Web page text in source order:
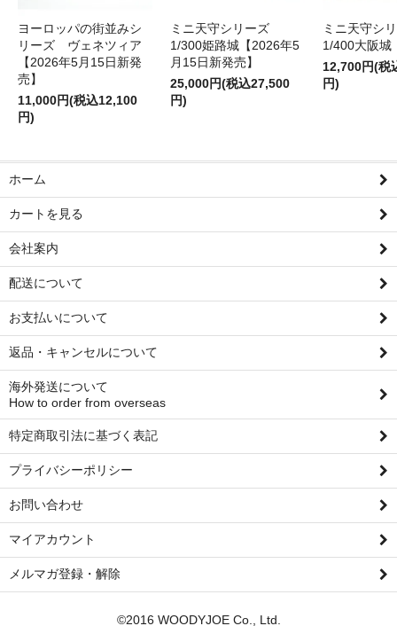
ヨーロッパの街並みシ
リーズ ヴェネツィア
【2026年5月15日新発
売】
11,000円(税込12,100
円)
ミニ天守シリーズ
1/300姫路城【2026年5
月15日新発売】
25,000円(税込27,500
円)
ミニ天守シ
1/400大阪城
12,700円(税
円)
ホーム
カートを見る
会社案内
配送について
お支払いについて
返品・キャンセルについて
海外発送について
How to order from overseas
特定商取引法に基づく表記
プライバシーポリシー
お問い合わせ
マイアカウント
メルマガ登録・解除
©2016 WOODYJOE Co., Ltd.